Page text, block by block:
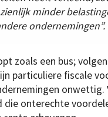
minder
ondernemingen”.
zoals een bus;
particuliere fiscale
onwettig.
die onterechte